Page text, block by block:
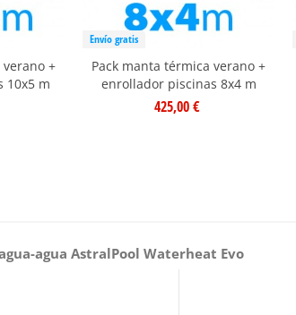
+
10x5 m
Envío gratis
Pack manta térmica verano +
enrollador piscinas 8x4 m
425,00 €
agua AstralPool Waterheat Evo